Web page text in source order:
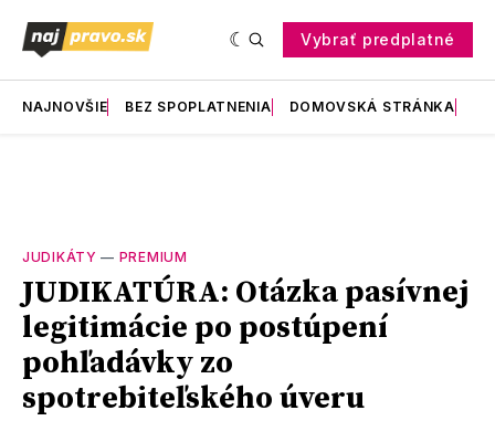
Vybrať predplatné
NAJNOVŠIE BEZ SPOPLATNENIA DOMOVSKÁ STRÁNKA
JUDIKÁTY — PREMIUM
JUDIKATÚRA: Otázka pasívnej
legitimácie po postúpení
pohľadávky zo
spotrebiteľského úveru